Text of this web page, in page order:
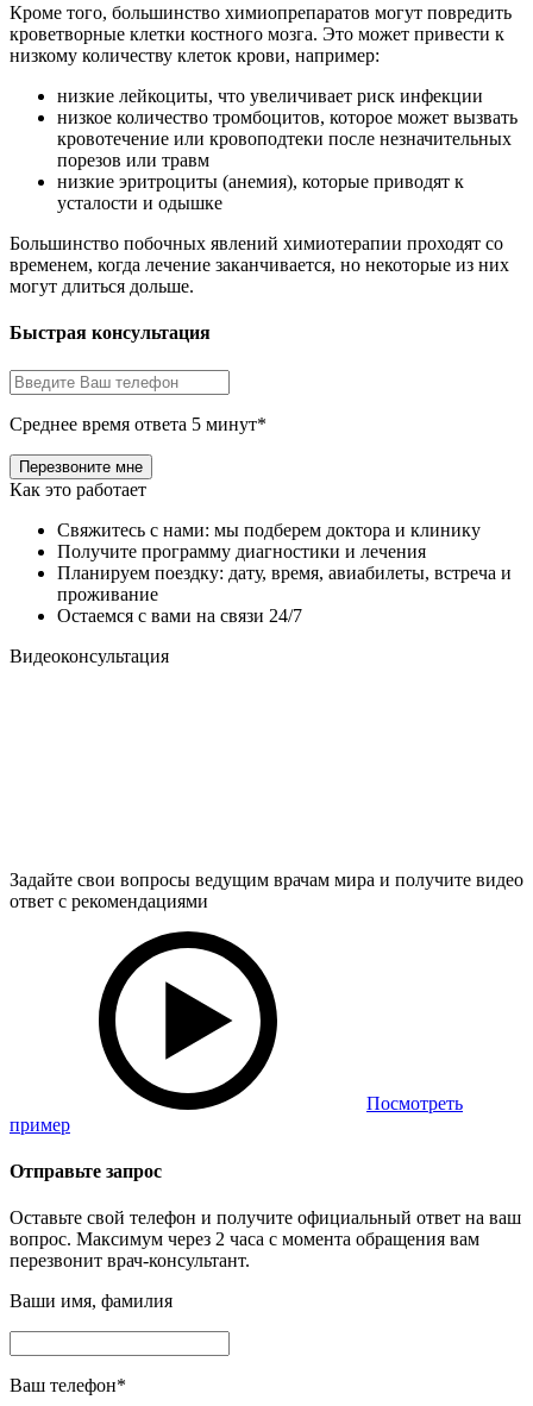
Кроме того, большинство химиопрепаратов могут повредить
кроветворные клетки костного мозга. Это может привести к
низкому количеству клеток крови, например:
низкие лейкоциты, что увеличивает риск инфекции
низкое количество тромбоцитов, которое может вызвать
кровотечение или кровоподтеки после незначительных
порезов или травм
низкие эритроциты (анемия), которые приводят к
усталости и одышке
Большинство побочных явлений химиотерапии проходят со
временем, когда лечение заканчивается, но некоторые из них
могут длиться дольше.
Быстрая консультация
Среднее время ответа 5 минут*
Как это работает
Свяжитесь с нами: мы подберем доктора и клинику
Получите программу диагностики и лечения
Планируем поездку: дату, время, авиабилеты, встреча и
проживание
Остаемся с вами на связи 24/7
Видеоконсультация
Задайте свои вопросы ведущим врачам мира и получите видео
ответ с рекомендациями
Посмотреть
пример
Отправьте запрос
Оставьте свой телефон и получите официальный ответ на ваш
вопрос. Максимум через 2 часа с момента обращения вам
перезвонит врач-консультант.
Ваши имя, фамилия
Ваш телефон*